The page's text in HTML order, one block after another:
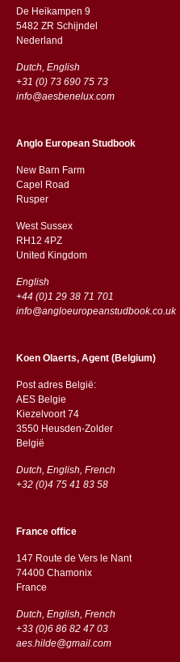
De Heikampen 9
5482 ZR Schijndel
​​Nederland
Dutch, English
+31 (0) 73 690 75 73
info@aesbenelux.com
Anglo European Studbook
New Barn Farm
Capel Road
​​Rusper
West Sussex
RH12 4PZ
​​United Kingdom
English
+44 (0)1 29 38 71 701
info@angloeuropeanstudbook.co.uk
Koen Olaerts, Agent (Belgium)
Post adres België:
AES Belgie
Kiezelvoort 74
3550 Heusden-Zolder
België
Dutch, English, French
+32 (0)4 75 41 83 58
France office
147 Route de Vers le Nant
74400 Chamonix
France
Dutch, English, French
+33 (0)6 86 82 47 03
aes.hilde@gmail.com